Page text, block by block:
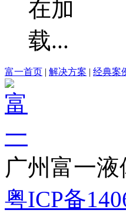
富一首页 | 解决方案 | 经典案
广州富一
粤ICP备